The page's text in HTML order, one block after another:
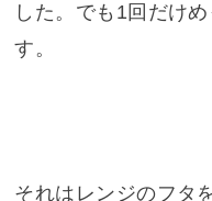
した。でも1回だけ
す。
それはレンジのフタ